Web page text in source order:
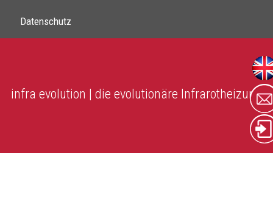
Datenschutz
infra evolution | die evolutionäre Infrarotheizung